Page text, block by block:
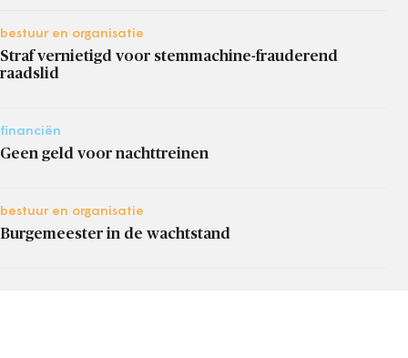
bestuur en organisatie
Straf vernietigd voor stemmachine-frauderend
raadslid
financiën
Geen geld voor nachttreinen
bestuur en organisatie
Burgemeester in de wachtstand